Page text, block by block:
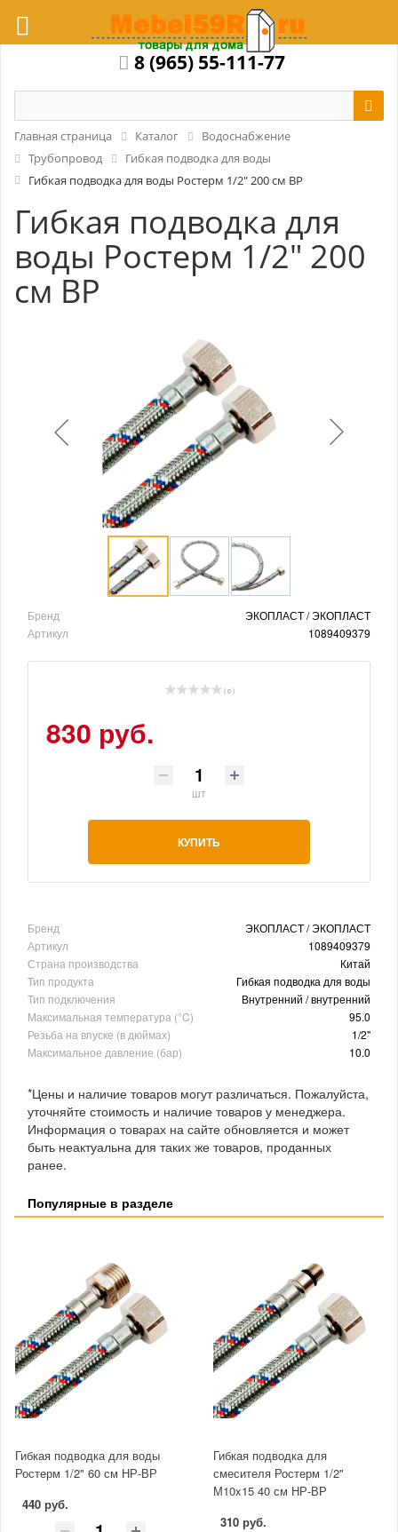
8 (965) 55-111-77
Главная страница Каталог
Водоснабжение
Трубопровод
Гибкая подводка для воды
Гибкая подводка для воды Ростерм 1/2" 200 см ВР
Гибкая подводка для
воды Ростерм 1/2" 200
см ВР
Бренд
ЭКОПЛАСТ / ЭКОПЛАСТ
Артикул
1089409379
( 0 )
830 руб.
шт
КУПИТЬ
Бренд
ЭКОПЛАСТ / ЭКОПЛАСТ
Артикул
1089409379
Страна производства
Китай
Тип продукта
Гибкая подводка для воды
Тип подключения
Внутренний / внутренний
Максимальная температура (°C)
95.0
Резьба на впуске (в дюймах)
1/2"
Максимальное давление (бар)
10.0
*Цены и наличие товаров могут различаться. Пожалуйста,
уточняйте стоимость и наличие товаров у менеджера.
Информация о товарах на сайте обновляется и может
быть неактуальна для таких же товаров, проданных
ранее.
Популярные в разделе
Гибкая подводка для воды
Ростерм 1/2" 60 см НР-ВР
440 руб.
Гибкая подводка для
смесителя Ростерм 1/2"
М10x15 40 см НР-ВР
310 руб.